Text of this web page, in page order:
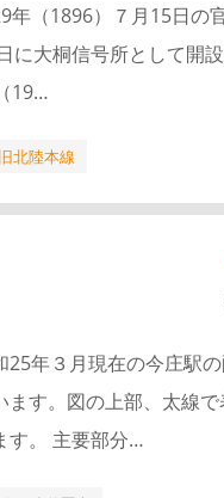
年（1896）７月15日の
に大桐信号所として開
19…
旧北陸本線
年３月現在の今庄駅
ます。図の上部、太線
す。 主要部分…